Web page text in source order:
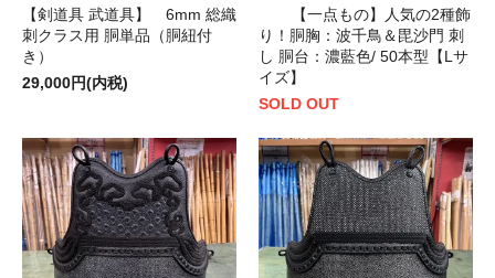
【剣道具 武道具】 6mm 総織
刺クラス用 胴単品（胴紐付
き）
29,000円(内税)
【一点もの】人気の2種飾
り！胴胸：波千鳥＆毘沙門 刺
し 胴台：濃藍色/ 50本型【Lサ
イズ】
SOLD OUT